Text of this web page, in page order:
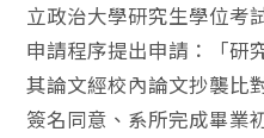
立政治大學研究生學位考
申請程序提出申請：「研
其論文經校內論文抄襲比
簽名同意、系所完成畢業